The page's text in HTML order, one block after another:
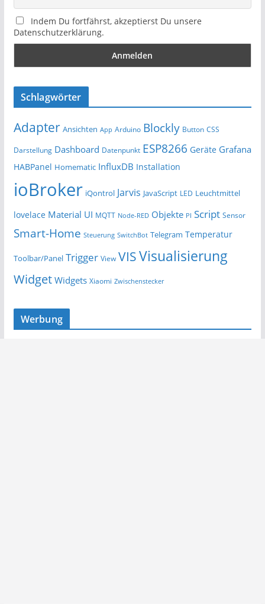
Indem Du fortfährst, akzeptierst Du unsere
Datenschutzerklärung.
Schlagwörter
Adapter Ansichten App Arduino Blockly Button CSS
Darstellung Dashboard Datenpunkt ESP8266 Geräte Grafana
HABPanel Homematic InfluxDB Installation
ioBroker iQontrol Jarvis JavaScript LED Leuchtmittel
lovelace Material UI MQTT Node-RED Objekte PI Script Sensor
Smart-Home Steuerung SwitchBot Telegram Temperatur
Toolbar/Panel Trigger View VISVisualisierung
Widget Widgets Xiaomi Zwischenstecker
Werbung